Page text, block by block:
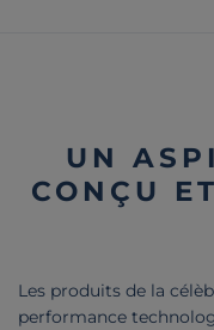
UN
CONÇU
Les produits de la
performance